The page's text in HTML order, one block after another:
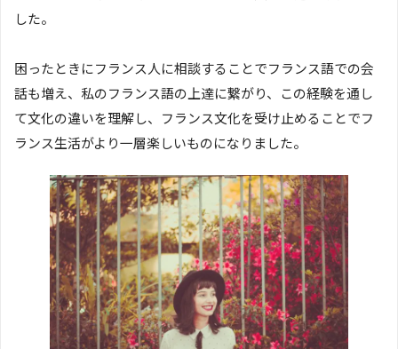
した。
困ったときにフランス人に相談することでフランス語での会
話も増え、私のフランス語の上達に繋がり、この経験を通し
て文化の違いを理解し、フランス文化を受け止めることでフ
ランス生活がより一層楽しいものになりました。